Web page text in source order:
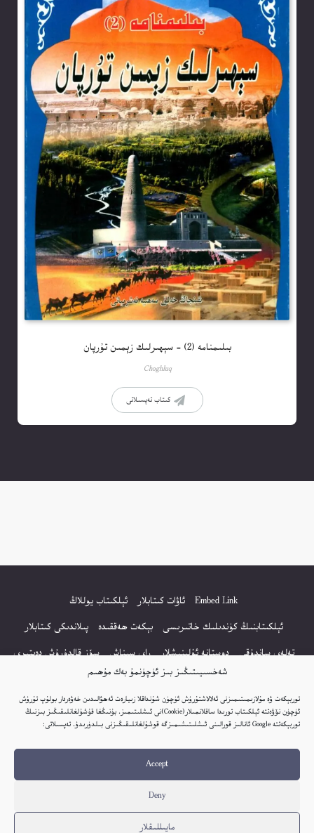
شەخسىيىتىڭىز بىز ئۈچۈنمۇ بەك مۇھىم
توربېكەت ۋە مۇلازىمىتىمىزنى ئەلالاشتۇرۇش ئۈچۈن شۇنداقلا زىيارەت ئەھۋالىدىن خەۋەردار بولۇپ تۇرۇش
ئۈچۈن نۆۋەتتە ئېلكىتاب تورىدا ساقلانمىلار(Cookie)نى ئىشلىتىمىز. بۇنىڭغا قۇشۇلغانلىقىڭىز بىزنىڭ
توربېكەتتە Google ئانالىز قورالىنى ئىشلىتىشىمىزگە قوشۇلغانلىقىڭىزنى بىلدۈرىدۇ. تەپسىلاتى:
Accept
Deny
مايىللىقلار
بىلىمنامە (2) – سېھىرلىك زېمىن تۇرپان
Choghluq
كىتاب تەپسىلاتى
Embed Link ئاۋات كىتابلار
ئېلكىتاب يوللاڭ
ئېلكىتابنىڭ كۈندىلىك خاتىرىسى
بېكەت ھەققىدە
پىلاندىكى كىتابلار
تەلەي ساندۇقى
دوستانە ئۇلىنىشلار راي سىناش
سۆز قالدۇرۇش دەپتىرى
كۆپ سورالغان سۇئاللار
كىتاب تىزىملىكى
مەخپىيەتلىك باياناتى
نەشىر ھوقۇقى باياناتى
© 2017-2026 تور بېكەتنىڭ بارلىق ھوقۇقى ئېلكىتاب تورى غا مەنسۇپ.
تور بېكەت ھەققىدە تەكلىپ - پىكىر بولسا، تۆۋەندىكى ئېلخەت ئارقىلىق بېكەت